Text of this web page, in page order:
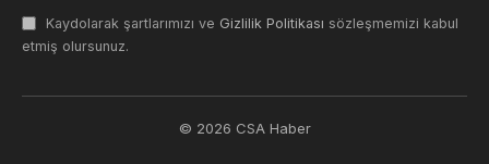
Kaydolarak şartlarımızı ve Gizlilik Politikası sözleşmemizi kabul
etmiş olursunuz.
© 2026 CSA Haber